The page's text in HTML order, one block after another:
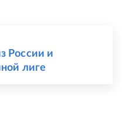
России и
лиге